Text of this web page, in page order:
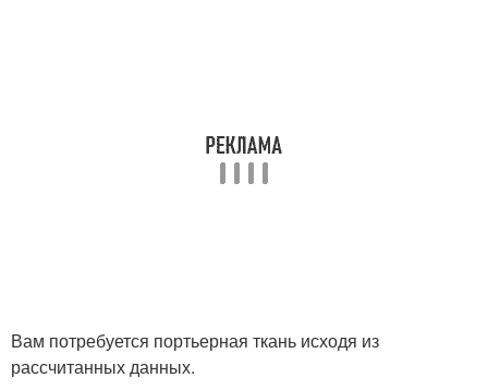
Вам потребуется портьерная ткань исходя из
рассчитанных данных.